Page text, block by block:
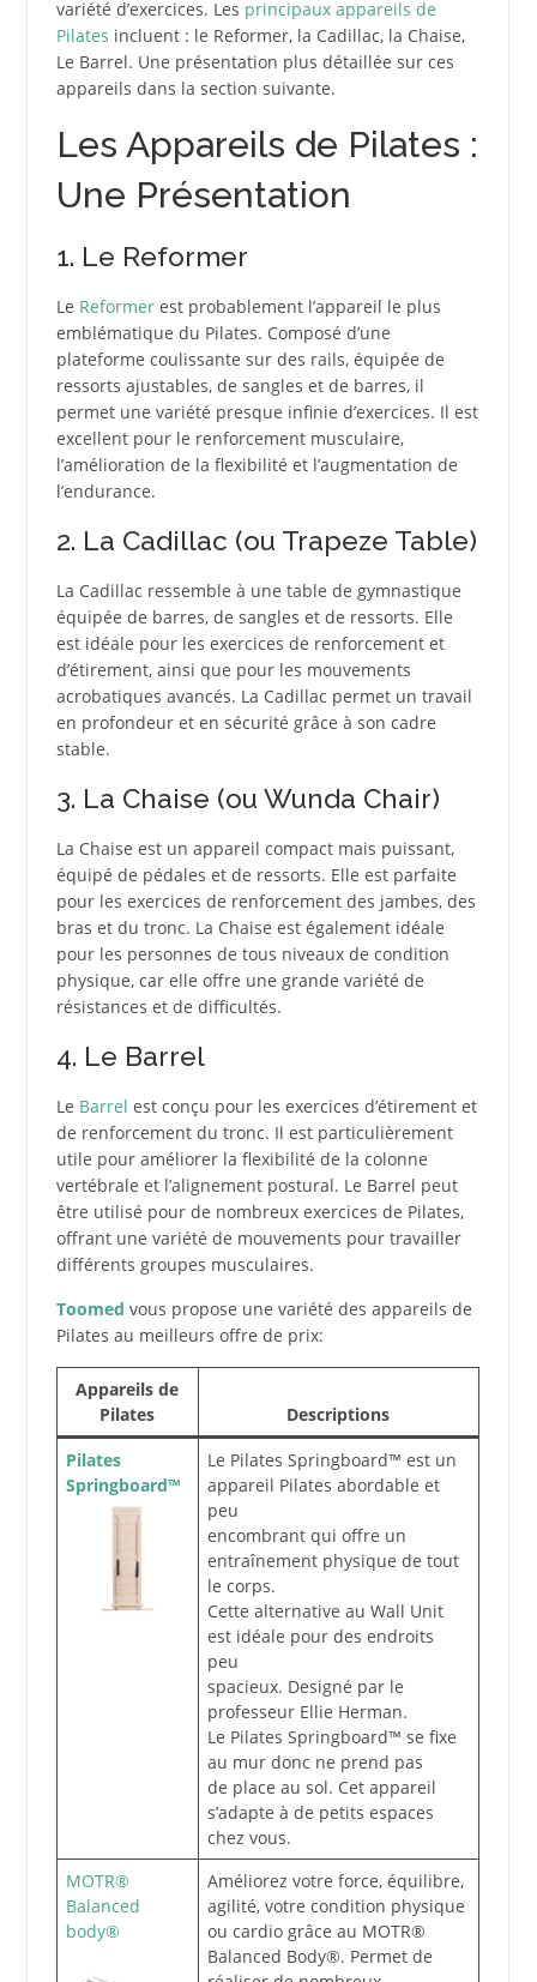
variété d’exercices. Les principaux appareils de
Pilates incluent : le Reformer, la Cadillac, la Chaise,
Le Barrel. Une présentation plus détaillée sur ces
appareils dans la section suivante.
Les Appareils de Pilates :
Une Présentation
1. Le Reformer
Le Reformerest probablement l’appareil le plus
emblématique du Pilates. Composé d’une
plateforme coulissante sur des rails, équipée de
ressorts ajustables, de sangles et de barres, il
permet une variété presque infinie d’exercices. Il est
excellent pour le renforcement musculaire,
l’amélioration de la flexibilité et l’augmentation de
l’endurance.
2. La Cadillac (ou Trapeze Table)
La Cadillac ressemble à une table de gymnastique
équipée de barres, de sangles et de ressorts. Elle
est idéale pour les exercices de renforcement et
d’étirement, ainsi que pour les mouvements
acrobatiques avancés. La Cadillac permet un travail
en profondeur et en sécurité grâce à son cadre
stable.
3. La Chaise (ou Wunda Chair)
La Chaise est un appareil compact mais puissant,
équipé de pédales et de ressorts. Elle est parfaite
pour les exercices de renforcement des jambes, des
bras et du tronc. La Chaise est également idéale
pour les personnes de tous niveaux de condition
physique, car elle offre une grande variété de
résistances et de difficultés.
4. Le Barrel
Le Barrel est conçu pour les exercices d’étirement et
de renforcement du tronc. Il est particulièrement
utile pour améliorer la flexibilité de la colonne
vertébrale et l’alignement postural. Le Barrel peut
être utilisé pour de nombreux exercices de Pilates,
offrant une variété de mouvements pour travailler
différents groupes musculaires.
Toomed vous propose une variété des appareils de
Pilates au meilleurs offre de prix:
Appareils de
Pilates
Descriptions
Pilates
Springboard™
Le Pilates Springboard™ est un
appareil Pilates abordable et
peu
encombrant qui offre un
entraînement physique de tout
le corps.
Cette alternative au Wall Unit
est idéale pour des endroits
peu
spacieux. Designé par le
professeur Ellie Herman.
Le Pilates Springboard™ se fixe
au mur donc ne prend pas
de place au sol. Cet appareil
s’adapte à de petits espaces
chez vous.
MOTR®
Balanced
body®
Améliorez votre force, équilibre,
agilité, votre condition physique
ou cardio grâce au MOTR®
Balanced Body®. Permet de